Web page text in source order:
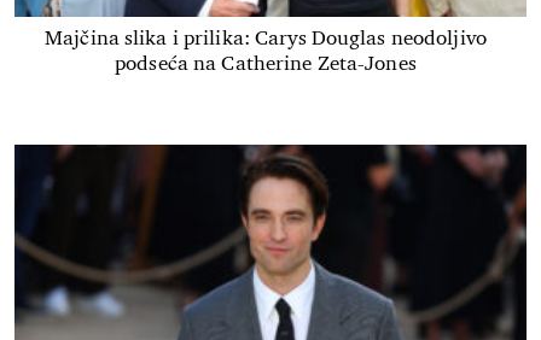
Majčina slika i prilika: Carys Douglas neodoljivo
podseća na Catherine Zeta-Jones